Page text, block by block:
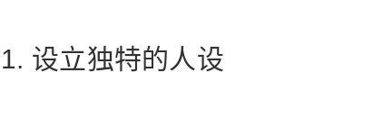
1. 设立独特的人设